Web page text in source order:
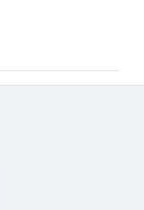
amaçlı
için